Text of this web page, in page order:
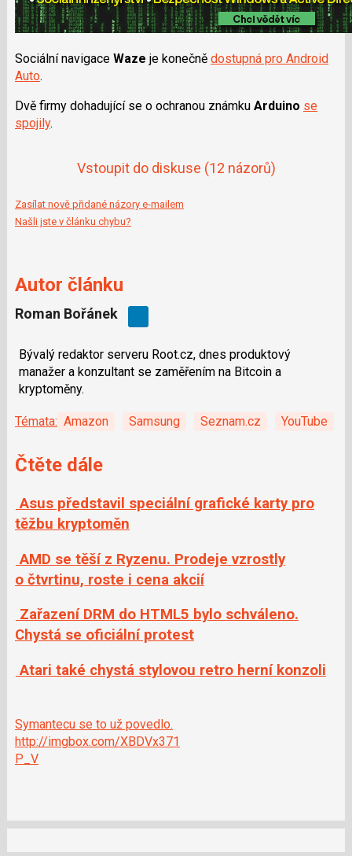
Sociální navigace Waze je konečně dostupná pro Android
Auto.
Dvě firmy dohadující se o ochranou známku Arduino se
spojily.
Vstoupit do diskuse (12 názorů)
Zasílat nově přidané názory e-mailem
Našli jste v článku chybu?
Autor článku
Roman Bořánek
Bývalý redaktor serveru Root.cz, dnes produktový
manažer a konzultant se zaměřením na Bitcoin a
kryptoměny.
Témata: Amazon Samsung Seznam.cz YouTube
Čtěte dále
Asus představil speciální grafické karty pro
těžbu kryptoměn
AMD se těší z Ryzenu. Prodeje vzrostly
o čtvrtinu, roste i cena akcií
Zařazení DRM do HTML5 bylo schváleno.
Chystá se oficiální protest
Atari také chystá stylovou retro herní konzoli
Symantecu se to už povedlo.
http://imgbox.com/XBDVx371
P_V